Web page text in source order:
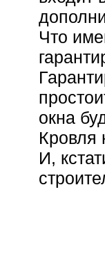
Что
окна
Кровля
И,